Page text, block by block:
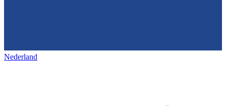
Nederland